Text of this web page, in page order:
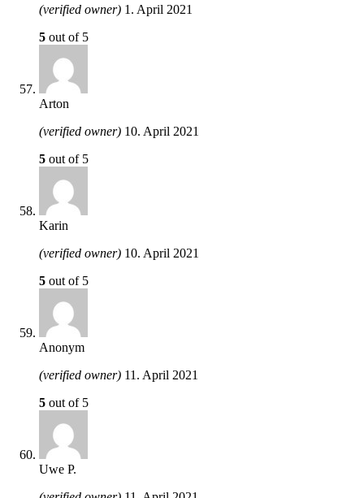
(verified owner) 1. April 2021
5 out of 5
Arton
(verified owner) 10. April 2021
5 out of 5
Karin
(verified owner) 10. April 2021
5 out of 5
Anonym
(verified owner) 11. April 2021
5 out of 5
Uwe P.